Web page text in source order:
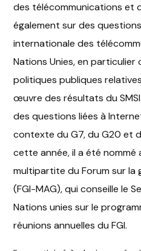
des télécommunications et
également sur des
internationale des
Nations Unies, en
politiques publiques
œuvre des résultats du
des questions liées à
contexte du G7, du G20 et
cette année, il a été
multipartite du Forum sur la
(FGI-MAG), qui conseille le
Nations unies sur le
réunions annuelles du FGI.